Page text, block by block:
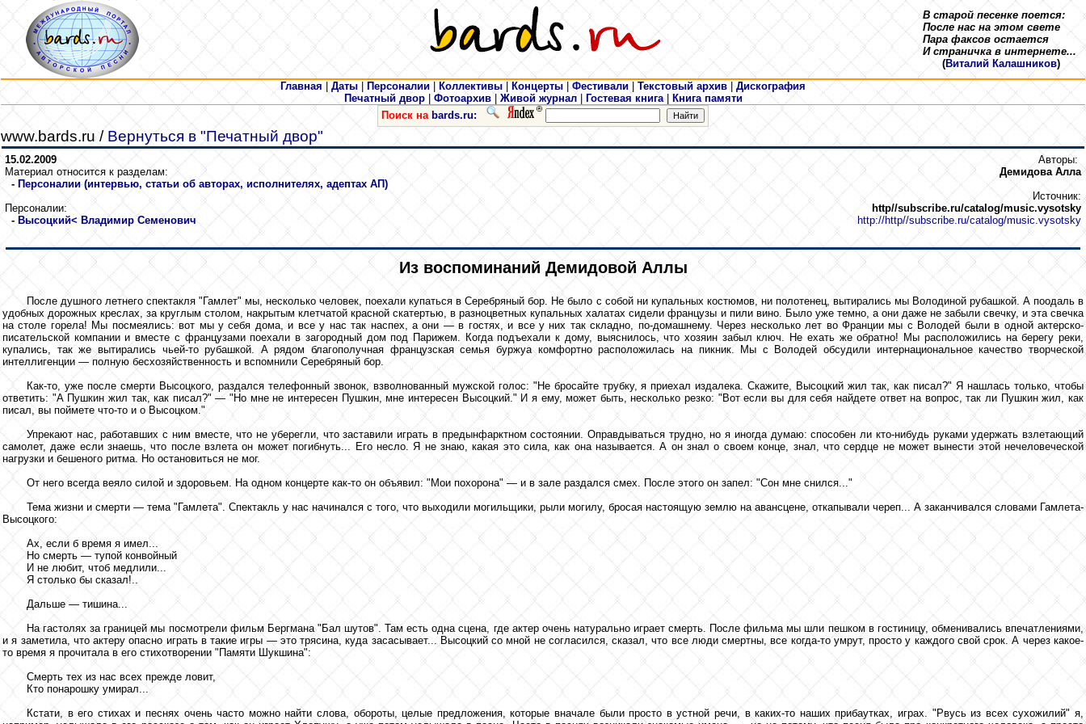
В старой песенке поется:
После нас на этом свете
Пара факсов остается
И страничка в интернете...
(Виталий Калашников)
Главная
Даты Персоналии Коллективы Концерты Фестивали Текстовый архив
Дискография
Печатный двор| Фотоархив Живой журнал Гостевая книга|
Книга памяти
Поиск на bards.ru:
www.bards.ru / Вернуться в "Печатный двор"
15.02.2009
Материал относится к разделам:
- Персоналии (интервью, статьи об авторах, исполнителях, адептах АП)
Персоналии:
- Высоцкий< Владимир Семенович
Авторы:
Демидова Алла
Источник:
http//subscribe.ru/catalog/music.vysotsky
http://http//subscribe.ru/catalog/music.vysotsky
Из воспоминаний Демидовой Аллы
После душного летнего спектакля "Гамлет" мы, несколько человек, поехали купаться в Серебряный бор. Не было с собой ни купальных костюмов, ни полотенец, вытирались мы Володиной рубашкой. А поодаль в
удобных дорожных креслах, за круглым столом, накрытым клетчатой красной скатертью, в разноцветных купальных халатах сидели французы и пили вино. Было уже темно, а они даже не забыли свечку, и эта свечка
на столе горела! Мы посмеялись: вот мы у себя дома, и все у нас так наспех, а они — в гостях, и все у них так складно, по-домашнему. Через несколько лет во Франции мы с Володей были в одной актерско-
писательской компании и вместе с французами поехали в загородный дом под Парижем. Когда подъехали к дому, выяснилось, что хозяин забыл ключ. Не ехать же обратно! Мы расположились на берегу реки,
купались, так же вытирались чьей-то рубашкой. А рядом благополучная французская семья буржуа комфортно расположилась на пикник. Мы с Володей обсудили интернациональное качество творческой
интеллигенции — полную бесхозяйственность и вспомнили Серебряный бор.
Как-то, уже после смерти Высоцкого, раздался телефонный звонок, взволнованный мужской голос: "Не бросайте трубку, я приехал издалека. Скажите, Высоцкий жил так, как писал?" Я нашлась только, чтобы
ответить: "А Пушкин жил так, как писал?" — "Но мне не интересен Пушкин, мне интересен Высоцкий." И я ему, может быть, несколько резко: "Вот если вы для себя найдете ответ на вопрос, так ли Пушкин жил, как
писал, вы поймете что-то и о Высоцком."
Упрекают нас, работавших с ним вместе, что не уберегли, что заставили играть в предынфарктном состоянии. Оправдываться трудно, но я иногда думаю: способен ли кто-нибудь руками удержать взлетающий
самолет, даже если знаешь, что после взлета он может погибнуть... Его несло. Я не знаю, какая это сила, как она называется. А он знал о своем конце, знал, что сердце не может вынести этой нечеловеческой
нагрузки и бешеного ритма. Но остановиться не мог.
От него всегда веяло силой и здоровьем. На одном концерте как-то он объявил: "Мои похорона" — и в зале раздался смех. После этого он запел: "Сон мне снился..."
Тема жизни и смерти — тема "Гамлета". Спектакль у нас начинался с того, что выходили могильщики, рыли могилу, бросая настоящую землю на авансцене, откапывали череп... А заканчивался словами Гамлета-
Высоцкого:
Ах, если б время я имел...
Но смерть — тупой конвойный
И не любит, чтоб медлили...
Я столько бы сказал!..
Дальше — тишина...
На гастолях за границей мы посмотрели фильм Бергмана "Бал шутов". Там есть одна сцена, где актер очень натурально играет смерть. После фильма мы шли пешком в гостиницу, обменивались впечатлениями,
и я заметила, что актеру опасно играть в такие игры — это трясина, куда засасывает... Высоцкий со мной не согласился, сказал, что все люди смертны, все когда-то умрут, просто у каждого свой срок. А через какое-
то время я прочитала в его стихотворении "Памяти Шукшина":
Смерть тех из нас всех прежде ловит,
Кто понарошку умирал...
Кстати, в его стихах и песнях очень часто можно найти слова, обороты, целые предложения, которые вначале были просто в устной речи, в каких-то наших прибаутках, играх. "Рвусь из всех сухожилий" я,